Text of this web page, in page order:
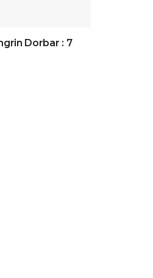
Dorbar : 7